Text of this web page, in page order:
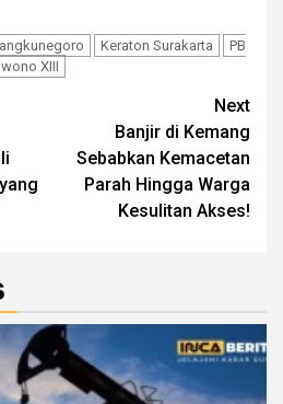
Keraton Surakarta
PB
XIII
Next
Banjir di Kemang
Sebabkan Kemacetan
Parah Hingga Warga
Kesulitan Akses!